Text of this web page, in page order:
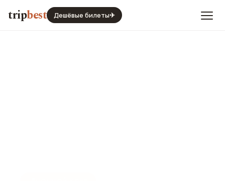
tripbest Дешёвые билеты✈